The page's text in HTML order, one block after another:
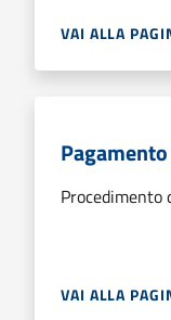
VAI ALLA
Procedimento
VAI ALLA